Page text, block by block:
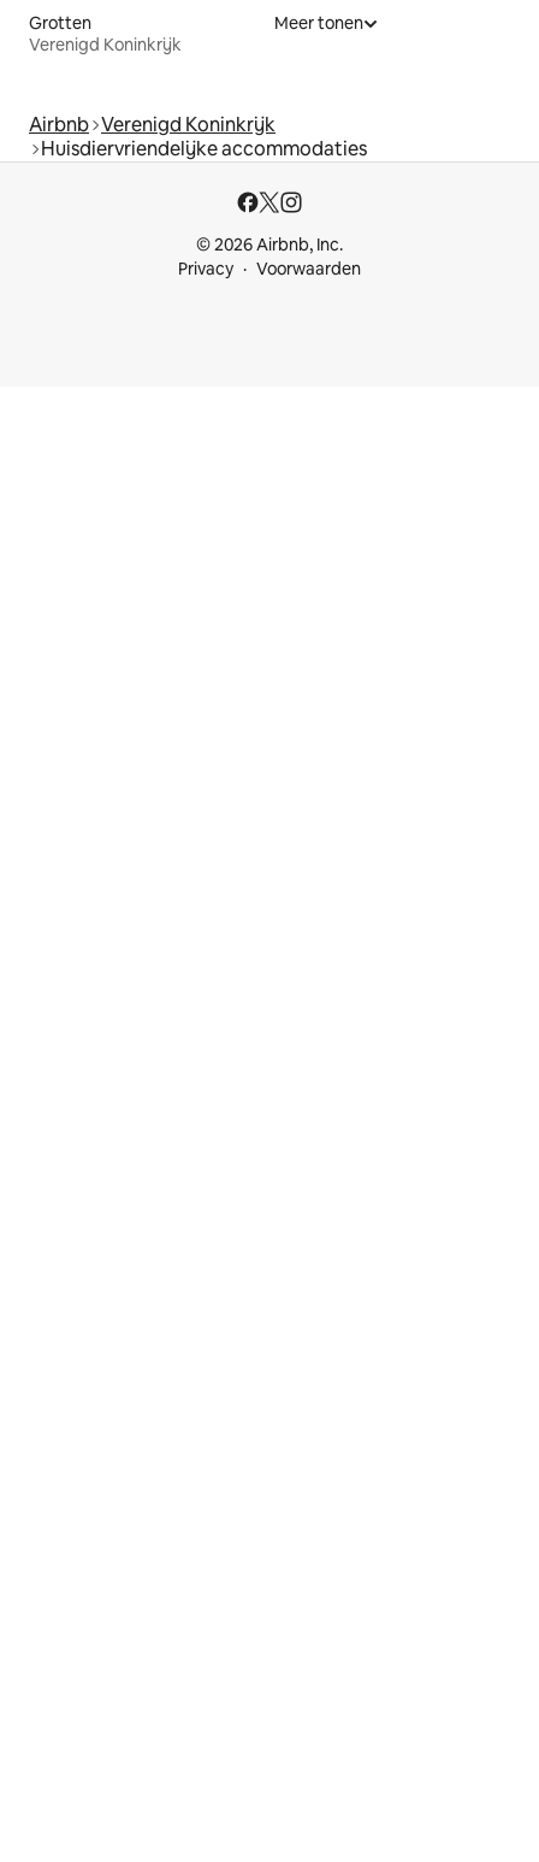
Grotten
Verenigd Koninkrijk
Meer tonen
Airbnb Verenigd Koninkrijk
Huisdiervriendelijke accommodaties
© 2026 Airbnb, Inc.
Privacy
Voorwaarden